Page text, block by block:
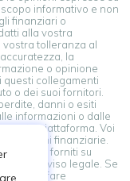
informativo e non
finanziari o
alla vostra
vostra tolleranza al
la
o opinione
questi collegamenti
o dei suoi fornitori.
danni o esiti
informazioni o dalle
piattaforma. Voi
decisioni finanziarie.
esterne forniti su
avviso legale. Se
dal fare